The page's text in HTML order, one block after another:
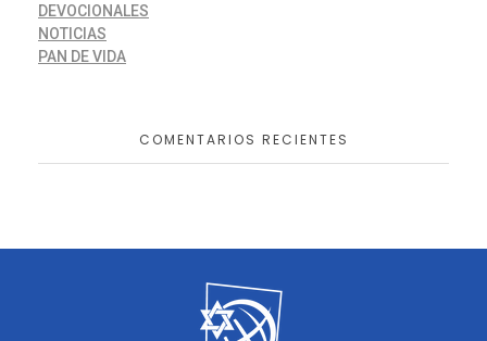
DEVOCIONALES
NOTICIAS
PAN DE VIDA
COMENTARIOS RECIENTES